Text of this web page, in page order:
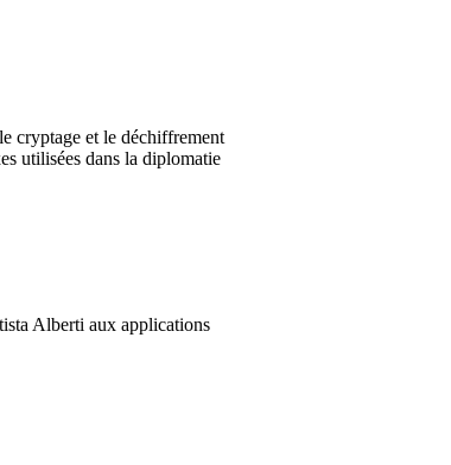
cryptage et le déchiffrement
utilisées dans la diplomatie
Alberti aux applications